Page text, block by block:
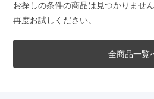
お探しの条件の商品は見つかりませ
再度お試しください。
全商品一覧